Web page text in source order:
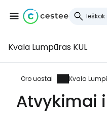
Kvala Lumpūras KUL
Oro uostai Kvala
Atvykimai
Cestee
... pasaulinė